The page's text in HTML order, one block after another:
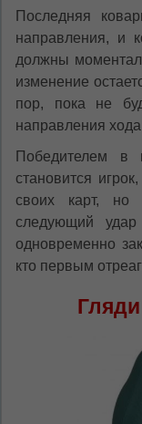
Последняя
направления, и
должны
изменение
пор, пока не
направления
Победителем в
становится
своих карт, но
следующий
одновременно
кто первым